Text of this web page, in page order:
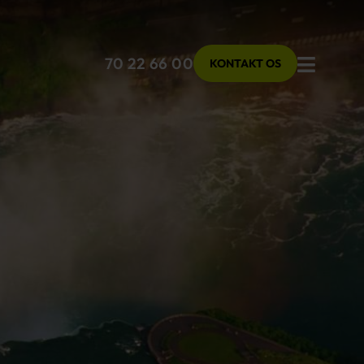
70 22 66 00 KONTAKT OS Menu